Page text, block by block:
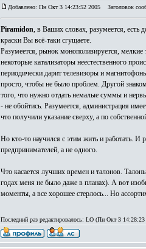
Добавлено: Пн Окт 3 14:23:52 2005 Заголовок
Piramidon, в Ваших словах, разумеется,
краски Вы всё-таки сгущаете.
Разумеется, рынок монополизируется,
некоторые катализаторы неестественного
периодически дарит телевизоры и
просто, чтобы не было проблем. Другой
того, что нужно отдать немалые суммы и
- не обойтись. Разумеется, администрация
что получили указание сверху, а по
Но кто-то научился с этим жить и работать. И
предпринимателей, а не одного.
Что касается лучших времен и талонов.
годах меня не было даже в планах). А вот
моменты, а все хорошее стерлось... Но
Последний раз редактировалось: LO (Пн Окт 3 14:28:23